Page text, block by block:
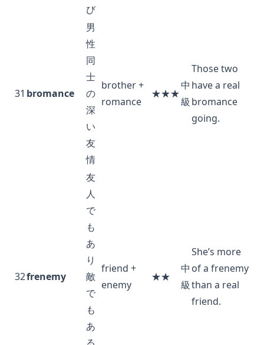
び
31 bromance
男
性
同
士
の
深
い
友
情
brother +
romance
★★★
中
級
Those two
have a real
bromance
going.
32frenemy
友
人
で
も
あ
り
敵
で
も
あ
friend +
enemy
★★
中
級
She’s more
of a frenemy
than a real
friend.